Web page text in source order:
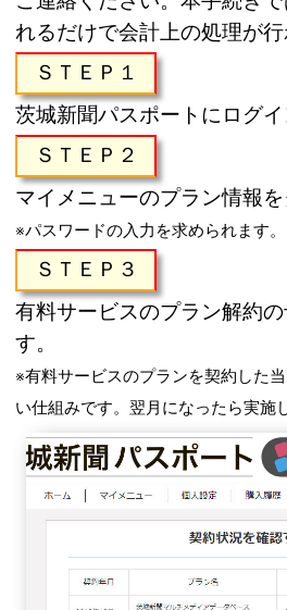
れるだけで会計上の処理が行
ＳＴＥＰ１
茨城新聞パスポートにログ
ＳＴＥＰ２
マイメニューのプラン情報
※パスワードの入力を求められます。
ＳＴＥＰ３
有料サービスのプラン解約
す。
※有料サービスのプランを契約した
い仕組みです。翌月になったら実施